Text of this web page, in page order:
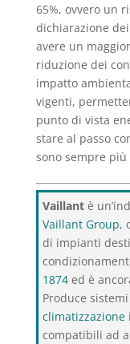
65%, ovvero un
dichiarazione
avere un
riduzione dei
impatto
vigenti,
punto di vista
stare al passo
sono sempre
Vaillantè
Vaillant Group,
di impianti
1874ed è
Produce
climatizzazione
compatibili ad